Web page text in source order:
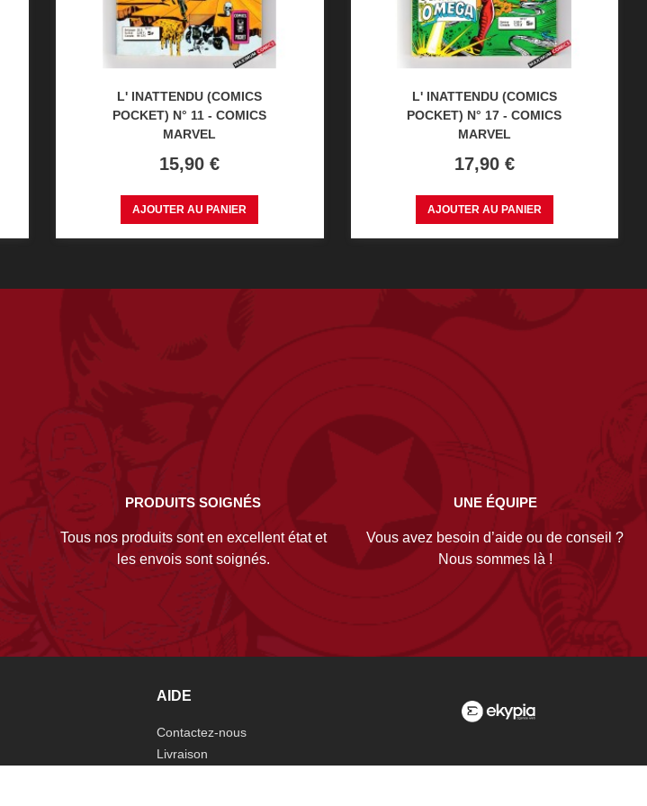
L' INATTENDU (COMICS
POCKET) N° 11 - COMICS
MARVEL
Prix
15,90 €
AJOUTER AU PANIER
L' INATTENDU (COMICS
POCKET) N° 17 - COMICS
MARVEL
Prix
17,90 €
AJOUTER AU PANIER
PRODUITS SOIGNÉS
Tous nos produits sont en excellent état et
les envois sont soignés.
UNE ÉQUIPE
Vous avez besoin d’aide ou de conseil ?
Nous sommes là !
AIDE
Contactez-nous
Livraison